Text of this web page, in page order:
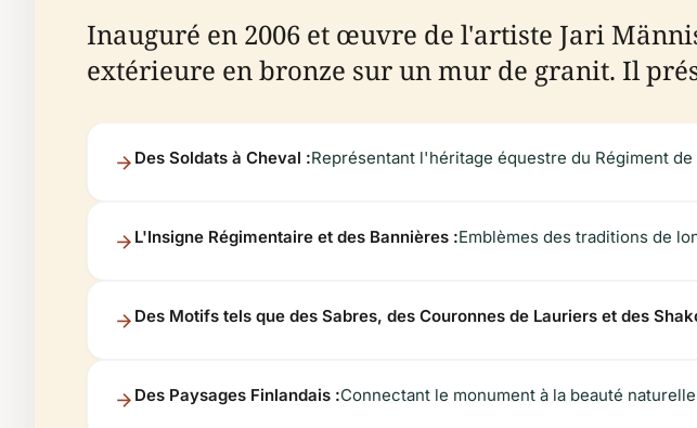
Inauguré en 2006 et œuvre de l'artiste Jari
extérieure en bronze sur un mur de granit. Il
Des Soldats à Cheval :Représentant l'héritage équestre du Régiment de
L'Insigne Régimentaire et des Bannières :Emblèmes des traditions de
Des Motifs tels que des Sabres, des Couronnes de Lauriers et des
Des Paysages Finlandais :Connectant le monument à la beauté